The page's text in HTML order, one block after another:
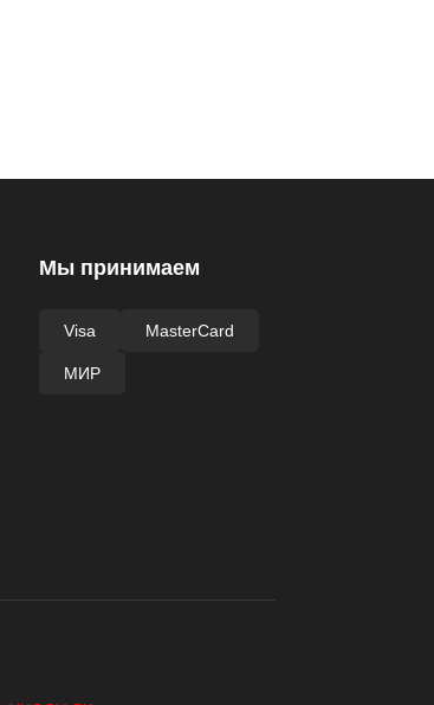
Мы принимаем
Visa MasterCard
МИР